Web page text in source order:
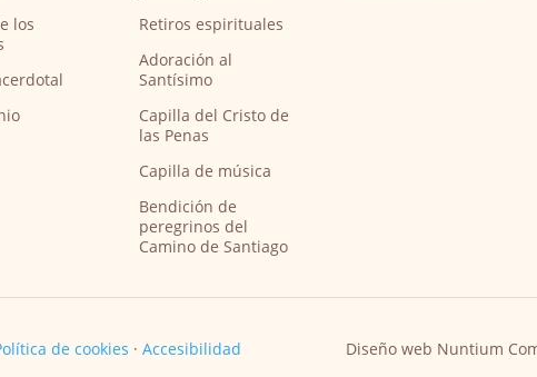
los
Retiros espirituales
Adoración al
Santísimo
Capilla del Cristo de
las Penas
Capilla de música
Bendición de
peregrinos del
Camino de Santiago
de cookies ·Accesibilidad Diseño web Nuntium